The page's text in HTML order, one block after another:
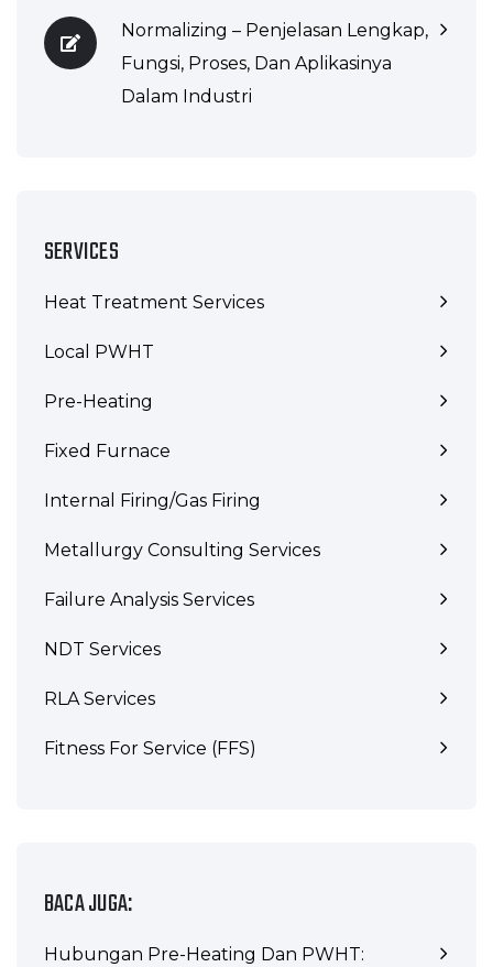
Normalizing – Penjelasan Lengkap,
Fungsi, Proses, Dan Aplikasinya
Dalam Industri
SERVICES
Heat Treatment Services
Local PWHT
Pre-Heating
Fixed Furnace
Internal Firing/Gas Firing
Metallurgy Consulting Services
Failure Analysis Services
NDT Services
RLA Services
Fitness For Service (FFS)
BACA JUGA:
Hubungan Pre-Heating Dan PWHT: